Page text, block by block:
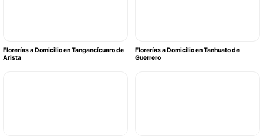
Florerías a Domicilio en Tangancícuaro de
Arista
Florerías a Domicilio en Tanhuato de
Guerrero